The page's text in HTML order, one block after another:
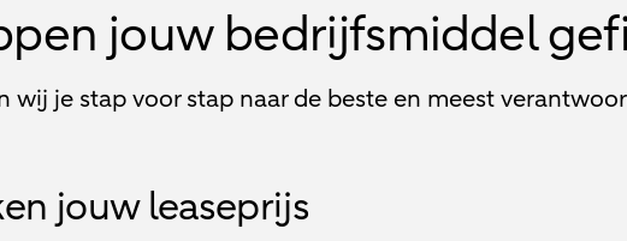
jouw bedrijfsmiddel
wij je stap voor stap naar de beste en meest
jouw leaseprijs